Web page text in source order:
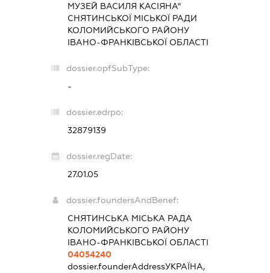
МУЗЕЙ ВАСИЛЯ КАСІЯНА"
СНЯТИНСЬКОЇ МІСЬКОЇ РАДИ
КОЛОМИЙСЬКОГО РАЙОНУ
ІВАНО-ФРАНКІВСЬКОЇ ОБЛАСТІ
dossier.opfSubType:
-
dossier.edrpo:
32879139
dossier.regDate:
27.01.05
dossier.foundersAndBenef:
СНЯТИНСЬКА МІСЬКА РАДА
КОЛОМИЙСЬКОГО РАЙОНУ
ІВАНО-ФРАНКІВСЬКОЇ ОБЛАСТІ
04054240
dossier.founderAddressУКРАЇНА,